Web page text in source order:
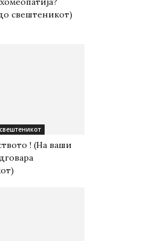
свештеникот)
! (На ваши